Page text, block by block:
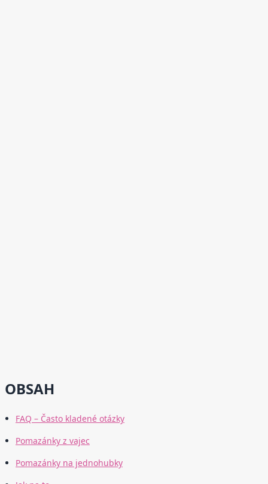
OBSAH
FAQ – Často kladené otázky
Pomazánky z vajec
Pomazánky na jednohubky